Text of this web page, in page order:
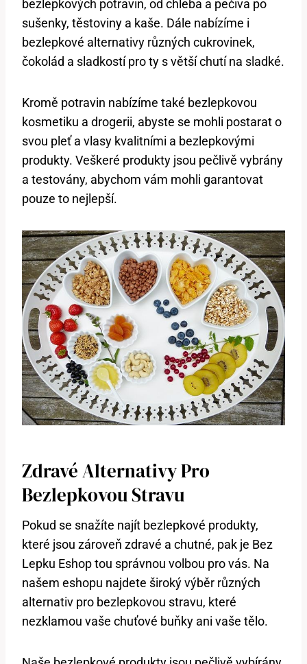
bezlepkových potravin, od chleba a pečiva po
sušenky, těstoviny a kaše. Dále nabízíme i
bezlepkové alternativy různých cukrovinek,
čokolád a sladkostí pro ty s větší chutí na sladké.
Kromě potravin nabízíme také bezlepkovou
kosmetiku a drogerii, abyste se mohli postarat o
svou pleť a vlasy kvalitními a bezlepkovými
produkty. Veškeré produkty jsou pečlivě vybrány
a testovány, abychom vám mohli garantovat
pouze to nejlepší.
Zdravé Alternativy Pro
Bezlepkovou Stravu
Pokud se snažíte najít bezlepkové produkty,
které jsou zároveň zdravé a chutné, pak je Bez
Lepku Eshop tou správnou volbou pro vás. Na
našem eshopu najdete široký výběr různých
alternativ pro bezlepkovou stravu, které
nezklamou vaše chuťové buňky ani vaše tělo.